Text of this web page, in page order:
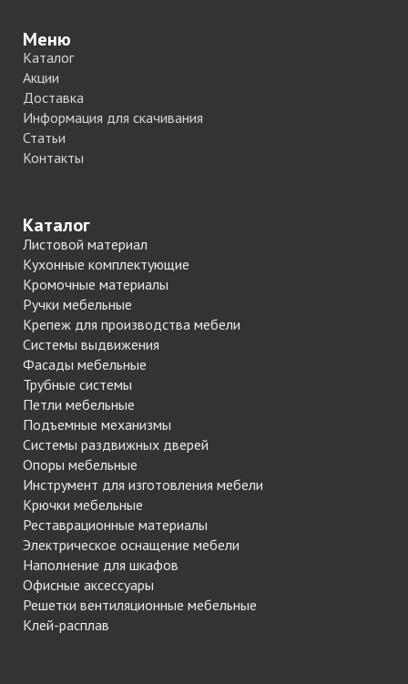
Меню
Каталог
Акции
Доставка
Информация для скачивания
Статьи
Контакты
Каталог
Листовой материал
Кухонные комплектующие
Кромочные материалы
Ручки мебельные
Крепеж для производства мебели
Системы выдвижения
Фасады мебельные
Трубные системы
Петли мебельные
Подъемные механизмы
Системы раздвижных дверей
Опоры мебельные
Инструмент для изготовления мебели
Крючки мебельные
Реставрационные материалы
Электрическое оснащение мебели
Наполнение для шкафов
Офисные аксессуары
Решетки вентиляционные мебельные
Клей-расплав